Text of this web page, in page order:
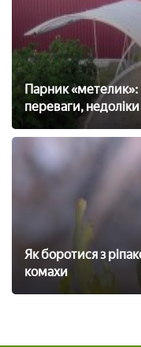
Парник «метелик»:
переваги, недоліки
Як боротися з
комахи